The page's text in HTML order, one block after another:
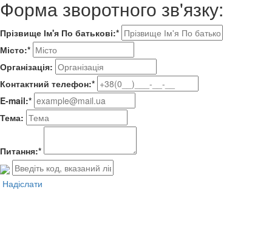
Форма зворотного зв'язку:
Прізвище Ім'я По батькові:*
Місто:*
Організація:
Контактний телефон:*
E-mail:*
Тема:
Питання:*
Надіслати